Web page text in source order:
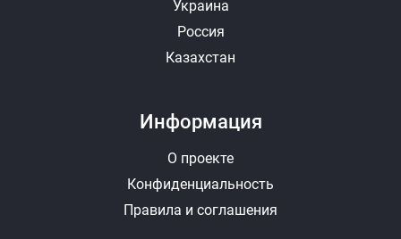
Украина
Россия
Казахстан
Информация
О проекте
Конфиденциальность
Правила и соглашения